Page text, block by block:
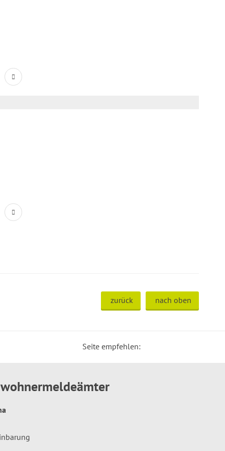
zurück nach oben
Seite empfehlen: